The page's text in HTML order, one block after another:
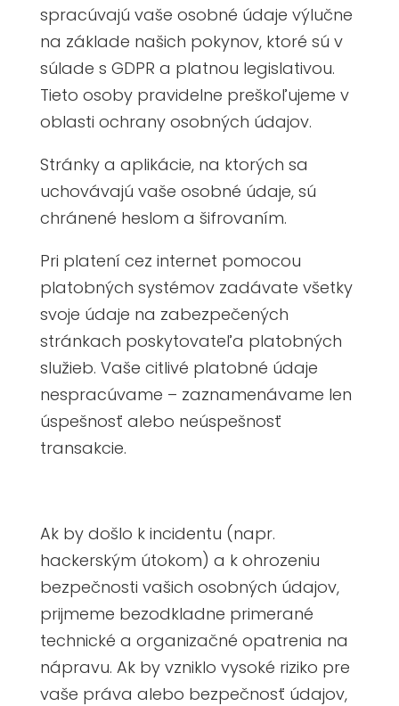
spracúvajú vaše osobné údaje výlučne
na základe našich pokynov, ktoré sú v
súlade s GDPR a platnou legislativou.
Tieto osoby pravidelne preškoľujeme v
oblasti ochrany osobných údajov.
Stránky a aplikácie, na ktorých sa
uchovávajú vaše osobné údaje, sú
chránené heslom a šifrovaním.
Pri platení cez internet pomocou
platobných systémov zadávate všetky
svoje údaje na zabezpečených
stránkach poskytovateľa platobných
služieb. Vaše citlivé platobné údaje
nespracúvame – zaznamenávame len
úspešnosť alebo neúspešnosť
transakcie.
Ak by došlo k incidentu (napr.
hackerským útokom) a k ohrozeniu
bezpečnosti vašich osobných údajov,
prijmeme bezodkladne primerané
technické a organizačné opatrenia na
nápravu. Ak by vzniklo vysoké riziko pre
vaše práva alebo bezpečnosť údajov,